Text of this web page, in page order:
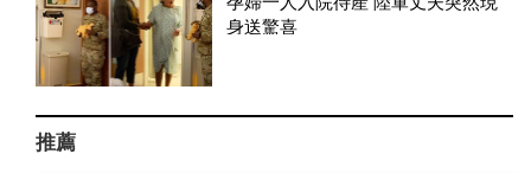
身送驚喜
推薦